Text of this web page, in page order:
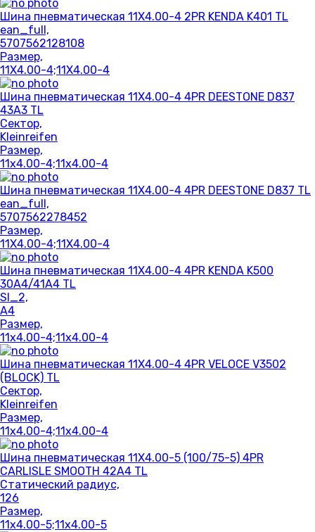
Шина пневматическая 11X4.00-4 2PR KENDA K401 TL
ean_full,
5707562128108
Размер,
11X4.00-4;11X4.00-4
Шина пневматическая 11X4.00-4 4PR DEESTONE D837
43A3 TL
Сектор,
Kleinreifen
Размер,
11x4.00-4;11x4.00-4
Шина пневматическая 11X4.00-4 4PR DEESTONE D837 TL
ean_full,
5707562278452
Размер,
11X4.00-4;11X4.00-4
Шина пневматическая 11X4.00-4 4PR KENDA K500
30A4/41A4 TL
SI_2,
A4
Размер,
11x4.00-4;11x4.00-4
Шина пневматическая 11X4.00-4 4PR VELOCE V3502
(BLOCK) TL
Сектор,
Kleinreifen
Размер,
11x4.00-4;11x4.00-4
Шина пневматическая 11X4.00-5 (100/75-5) 4PR
CARLISLE SMOOTH 42A4 TL
Статический радиус,
126
Размер,
11x4.00-5;11x4.00-5